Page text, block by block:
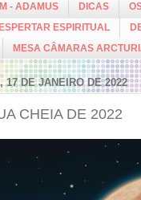
- ADAMUS
DICAS
ESPIRITUAL
MESA CÂMARAS
17 DE JANEIRO DE 2022
CHEIA DE 2022